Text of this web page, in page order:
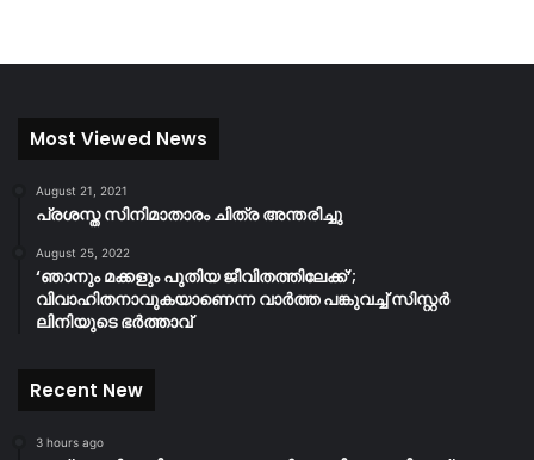
Most Viewed News
August 21, 2021
പ്രശസ്ത സിനിമാതാരം ചിത്ര അന്തരിച്ചു
August 25, 2022
‘ഞാനും മക്കളും പുതിയ ജീവിതത്തിലേക്ക്’;
വിവാഹിതനാവുകയാണെന്ന വാർത്ത പങ്കുവച്ച് സിസ്റ്റർ
ലിനിയുടെ ഭർത്താവ്
Recent New
3 hours ago